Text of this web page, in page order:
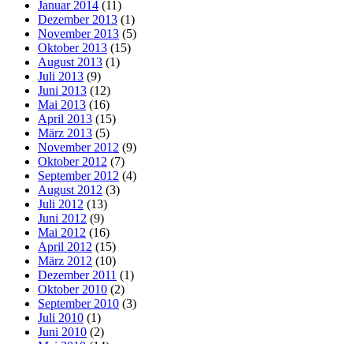
Januar 2014 (11)
Dezember 2013 (1)
November 2013 (5)
Oktober 2013 (15)
August 2013 (1)
Juli 2013 (9)
Juni 2013 (12)
Mai 2013 (16)
April 2013 (15)
März 2013 (5)
November 2012 (9)
Oktober 2012 (7)
September 2012 (4)
August 2012 (3)
Juli 2012 (13)
Juni 2012 (9)
Mai 2012 (16)
April 2012 (15)
März 2012 (10)
Dezember 2011 (1)
Oktober 2010 (2)
September 2010 (3)
Juli 2010 (1)
Juni 2010 (2)